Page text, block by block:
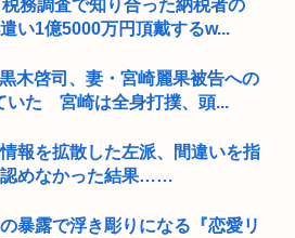
務調査で知り合った納税者の
い1億5000万円頂戴するw...
木啓司、妻・宮崎麗果被告への
いた 宮崎は全身打撲、頭...
報を拡散した左派、間違いを指
認めなかった結果……
暴露で浮き彫りになる『恋愛リ